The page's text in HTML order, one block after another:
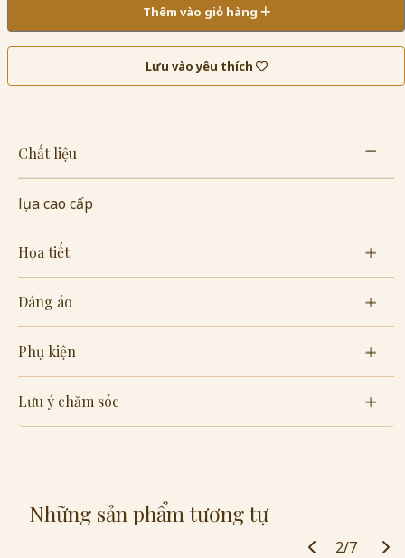
Thêm vào giỏ hàng
Lưu vào yêu thích
Chất liệu
lụa cao cấp
Họa tiết
Dáng áo
Phụ kiện
Lưu ý chăm sóc
Những sản phẩm tương tự
2/7